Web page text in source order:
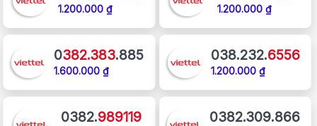
1.200.000 ₫ 1.200.000 ₫
0382.383.885
1.600.000 ₫
038.232.6556
1.200.000 ₫
0382.989119 0382.309.866